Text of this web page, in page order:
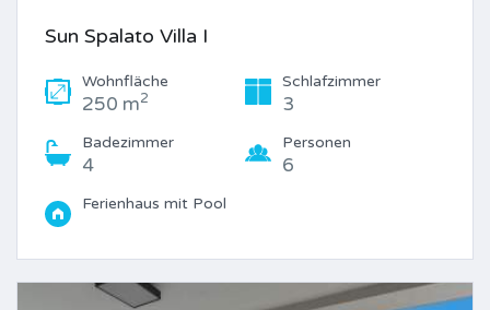
Sun Spalato Villa I
Wohnfläche
250 m2
Schlafzimmer
3
Badezimmer
4
Personen
6
Ferienhaus mit Pool